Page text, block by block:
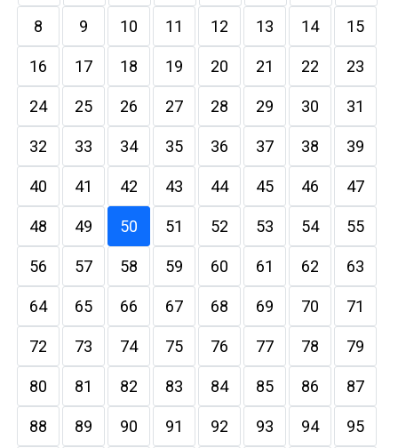
8 9 10 11 12 13 14 15
16 17 18 19 20 21 22 23
24 25 26 27 28 29 30 31
32 33 34 35 36 37 38 39
40 41 42 43 44 45 46 47
48 49 50 51 52 53 54 55
56 57 58 59 60 61 62 63
64 65 66 67 68 69 70 71
72 73 74 75 76 77 78 79
80 81 82 83 84 85 86 87
88 89 90 91 92 93 94 95